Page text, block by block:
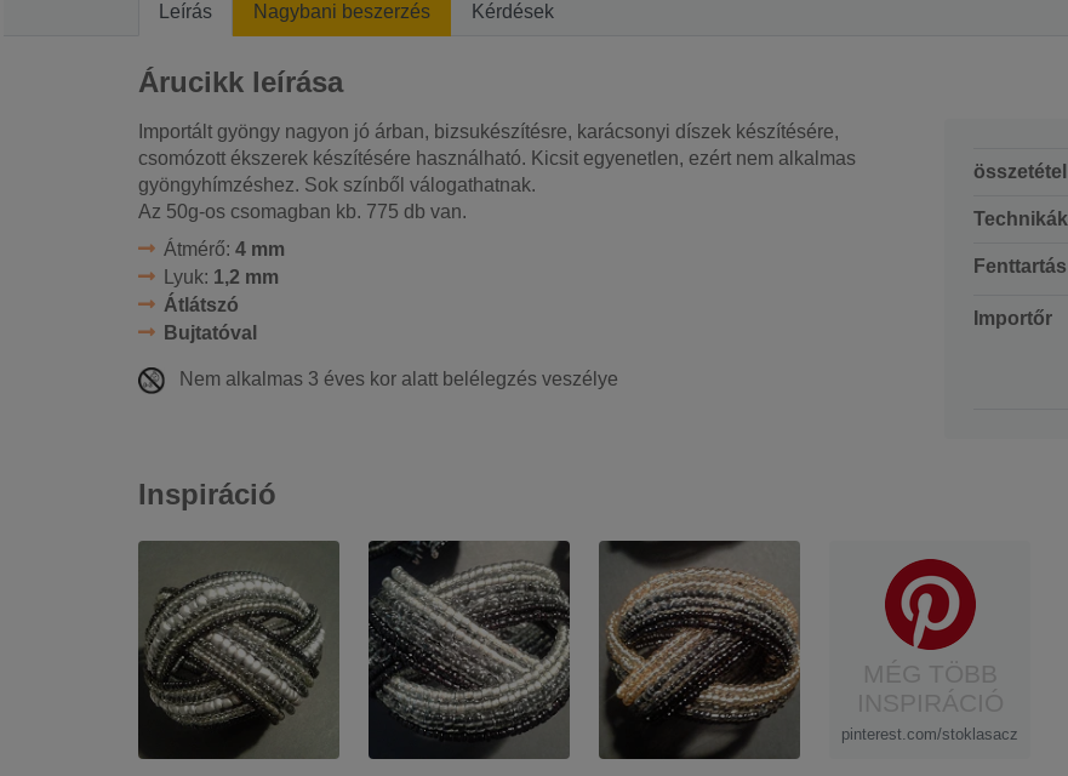
Leírás Nagybani beszerzés Kérdések
Árucikk leírása
Importált gyöngy nagyon jó árban, bizsukészítésre, karácsonyi díszek készítésére,
csomózott ékszerek készítésére használható. Kicsit egyenetlen, ezért nem alkalmas
gyöngyhímzéshez. Sok színből válogathatnak.
Az 50g-os csomagban kb. 775 db van.
Átmérő: 4 mm
Lyuk: 1,2 mm
Átlátszó
Bujtatóval
Nem alkalmas 3 éves kor alatt belélegzés veszélye
összetétel
Technikák
Fenttartás
Importőr
Inspiráció
pinterest.com/stoklasacz